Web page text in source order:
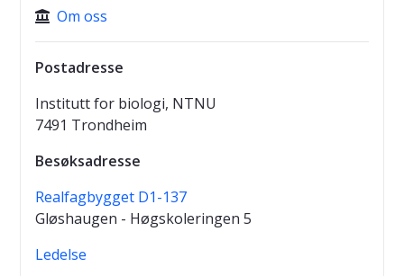
Om oss
Postadresse
Institutt for biologi, NTNU
7491 Trondheim
Besøksadresse
Realfagbygget D1-137
Gløshaugen - Høgskoleringen 5
Ledelse